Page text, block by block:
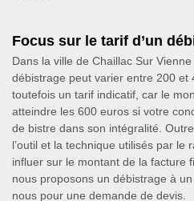
Focus sur le tarif d’un
Dans la ville de Chaillac Sur
débistrage peut varier entre 200 et
toutefois un tarif indicatif, car le
atteindre les 600 euros si votre
de bistre dans son intégralité.
l’outil et la technique utilisés par le
influer sur le montant de la facture
nous proposons un débistrage à
nous pour une demande de devis.